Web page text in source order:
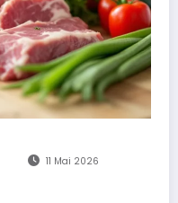
11 Mai 2026